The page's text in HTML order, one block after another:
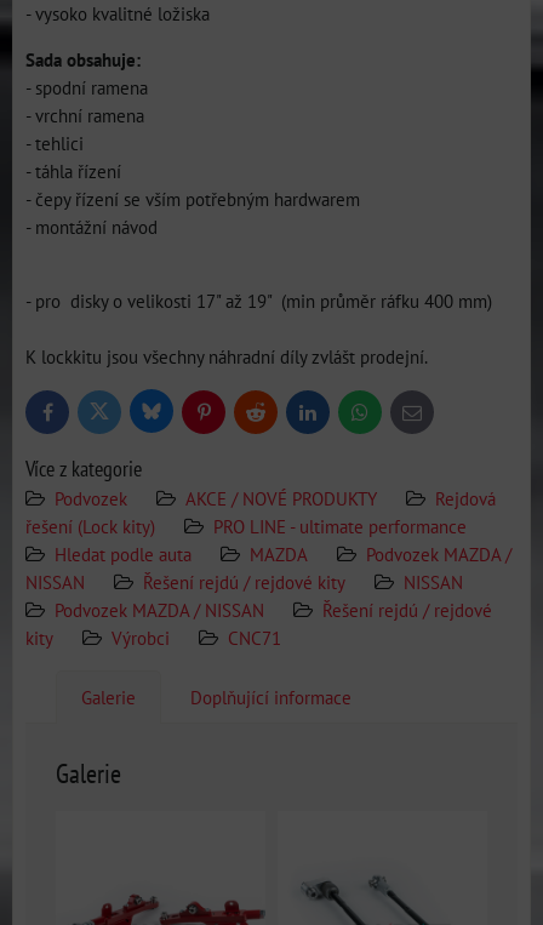
- vysoko kvalitné ložiska
Sada obsahuje:
- spodní ramena
- vrchní ramena
- tehlici
- táhla řízení
- čepy řízení se vším potřebným hardwarem
- montážní návod
- pro disky o velikosti 17" až 19" (min průměr ráfku 400 mm)
K lockkitu jsou všechny náhradní díly zvlášt prodejní.
FacebookTwitter BlueskyPinterestReddit LinkedInWhatsApp
E-
mail
Více z kategorie
Podvozek AKCE / NOVÉ PRODUKTY
Rejdová
řešení (Lock kity)
PRO LINE - ultimate performance
Hledat podle auta
MAZDA
Podvozek MAZDA /
NISSAN
Řešení rejdú / rejdové kity
NISSAN
Podvozek MAZDA / NISSAN
Řešení rejdú / rejdové
kity
Výrobci CNC71
Galerie Doplňující informace
Galerie